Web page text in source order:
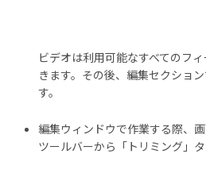
ビデオは利用可能なすべてのフ
きます。その後、編集セクショ
す。
編集ウィンドウで作業する際、
ツールバーから「トリミング」タ